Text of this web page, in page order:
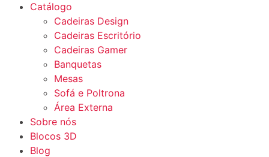
Catálogo
Cadeiras Design
Cadeiras Escritório
Cadeiras Gamer
Banquetas
Mesas
Sofá e Poltrona
Área Externa
Sobre nós
Blocos 3D
Blog